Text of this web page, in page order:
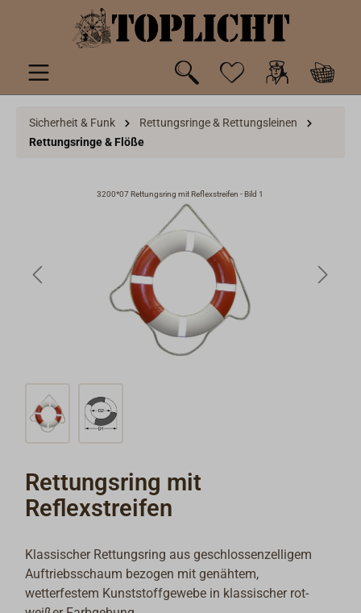
springen
Sicherheit & Funk
Rettungsringe & Rettungsleinen
Rettungsringe & Flöße
3200*07 Rettungsring mit Reflexstreifen - Bild 1
Rettungsring mit
Reflexstreifen
Klassischer Rettungsring aus geschlossenzelligem
Auftriebsschaum bezogen mit genähtem,
wetterfestem Kunststoffgewebe in klassischer rot-